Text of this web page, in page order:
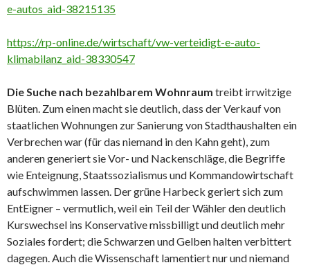
e-autos_aid-38215135
https://rp-online.de/wirtschaft/vw-verteidigt-e-auto-
klimabilanz_aid-38330547
Die Suche nach bezahlbarem Wohnraum treibt irrwitzige
Blüten. Zum einen macht sie deutlich, dass der Verkauf von
staatlichen Wohnungen zur Sanierung von Stadthaushalten ein
Verbrechen war (für das niemand in den Kahn geht), zum
anderen generiert sie Vor- und Nackenschläge, die Begriffe
wie Enteignung, Staatssozialismus und Kommandowirtschaft
aufschwimmen lassen. Der grüne Harbeck geriert sich zum
EntEigner – vermutlich, weil ein Teil der Wähler den deutlich
Kurswechsel ins Konservative missbilligt und deutlich mehr
Soziales fordert; die Schwarzen und Gelben halten verbittert
dagegen. Auch die Wissenschaft lamentiert nur und niemand